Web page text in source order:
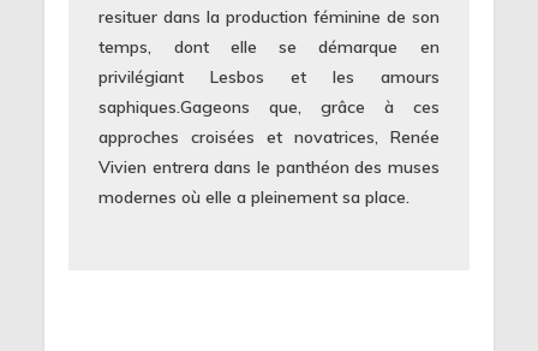
resituer dans la production féminine de son
temps, dont elle se démarque en
privilégiant Lesbos et les amours
saphiques.Gageons que, grâce à ces
approches croisées et novatrices, Renée
Vivien entrera dans le panthéon des muses
modernes où elle a pleinement sa place.